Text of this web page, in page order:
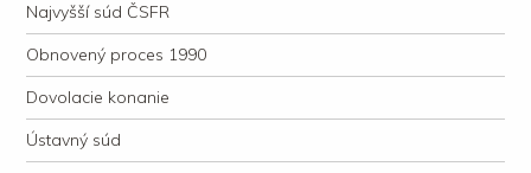
Najvyšší súd ČSFR
Obnovený proces 1990
Dovolacie konanie
Ústavný súd